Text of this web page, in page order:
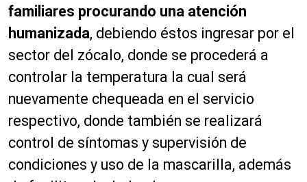
familiares procurando una atención
humanizada, debiendo éstos ingresar por el
sector del zócalo, donde se procederá a
controlar la temperatura la cual será
nuevamente chequeada en el servicio
respectivo, donde también se realizará
control de síntomas y supervisión de
condiciones y uso de la mascarilla, además